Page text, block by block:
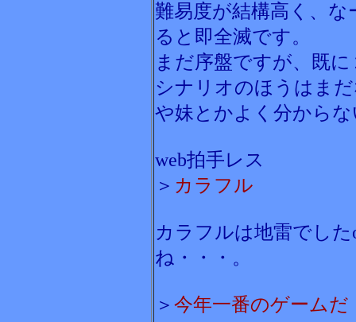
難易度が結構高く、
ると即全滅です。
まだ序盤ですが、既
シナリオのほうはま
や妹とかよく分から
web拍手レス
＞ カラフル
カラフルは地雷でし
ね・・・。
＞ 今年一番のゲームだ